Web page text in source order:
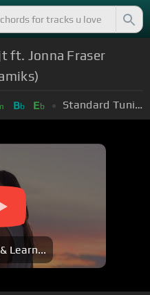
ft. Jonna Fraser
Bb Eb Standard Tuning (EADGBE)
Learn...